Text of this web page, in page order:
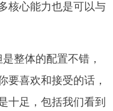
核心能力也是可以与
整体的配置不错，
要喜欢和接受的话，
十足，包括我们看到